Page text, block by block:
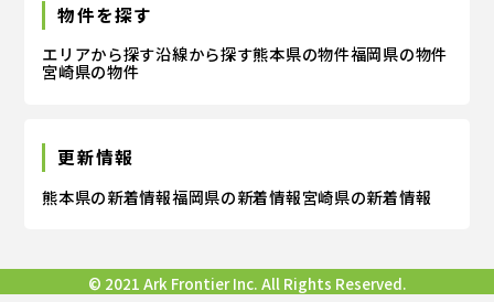
物件を探す
エリアから探す沿線から探す熊本県の物件福岡県の物件
宮崎県の物件
更新情報
熊本県の新着情報福岡県の新着情報宮崎県の新着情報
© 2021 Ark Frontier Inc. All Rights Reserved.